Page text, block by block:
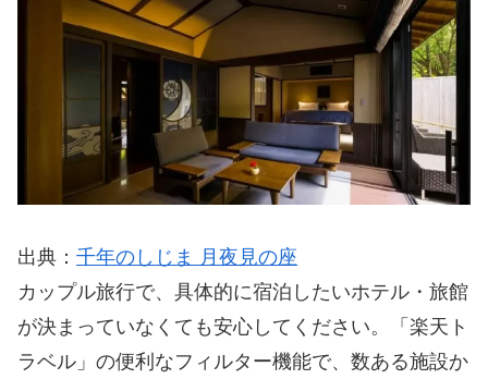
出典： 千年のしじま 月夜見の座
カップル旅行で、具体的に宿泊したいホテル・旅館
が決まっていなくても安心してください。「楽天ト
ラベル」の便利なフィルター機能で、数ある施設か